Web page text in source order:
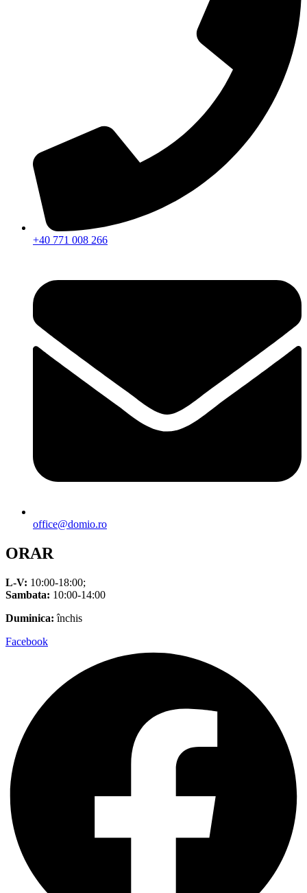
+40 771 008 266
office@domio.ro
ORAR
L-V: 10:00-18:00;
Sambata: 10:00-14:00
Duminica: închis
Facebook